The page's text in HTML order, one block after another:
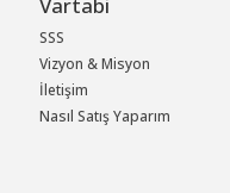
SSS
Vizyon & Misyon
İletişim
Nasıl Satış Yaparım